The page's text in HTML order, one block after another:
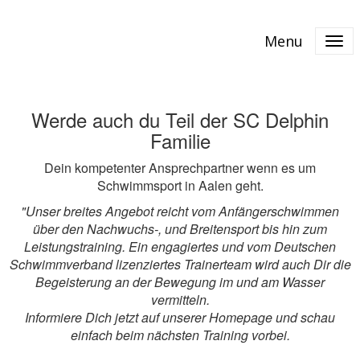
Menu
Werde auch du Teil der SC Delphin
Familie
Dein kompetenter Ansprechpartner wenn es um
Schwimmsport in Aalen geht.
"Unser breites Angebot reicht vom Anfängerschwimmen
über den Nachwuchs-, und Breitensport bis hin zum
Leistungstraining. Ein engagiertes und vom Deutschen
Schwimmverband lizenziertes Trainerteam wird auch Dir die
Begeisterung an der Bewegung im und am Wasser
vermitteln.
Informiere Dich jetzt auf unserer Homepage und schau
einfach beim nächsten Training vorbei.